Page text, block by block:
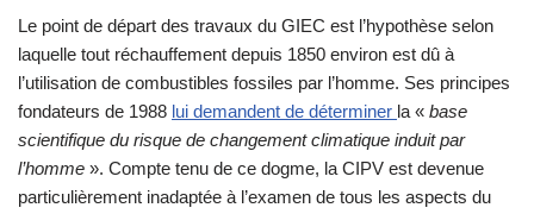
Le point de départ des travaux du GIEC est l’hypothèse selon
laquelle tout réchauffement depuis 1850 environ est dû à
l’utilisation de combustibles fossiles par l’homme. Ses principes
fondateurs de 1988 lui demandent de déterminer la « base
scientifique du risque de changement climatique induit par
l’homme ». Compte tenu de ce dogme, la CIPV est devenue
particulièrement inadaptée à l’examen de tous les aspects du